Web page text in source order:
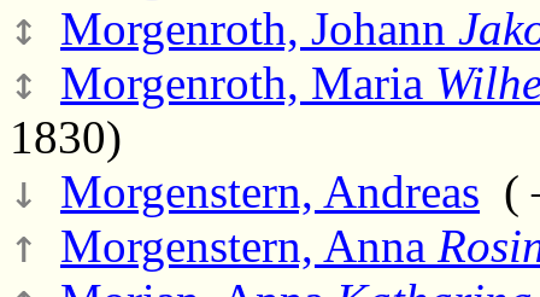
↕ Morgenroth, Johann
↕ Morgenroth, Maria
1830)
↓ Morgenstern, Andreas (
↑ Morgenstern, Anna